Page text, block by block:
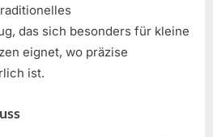
das sich besonders für kleine
eignet, wo präzise
ist.